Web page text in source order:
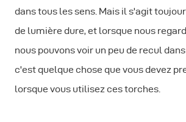
dans tous les sens. Mais il s'agit
de lumière dure, et lorsque nous
nous pouvons voir un peu de recul
c'est quelque chose que vous devez
lorsque vous utilisez ces torches.